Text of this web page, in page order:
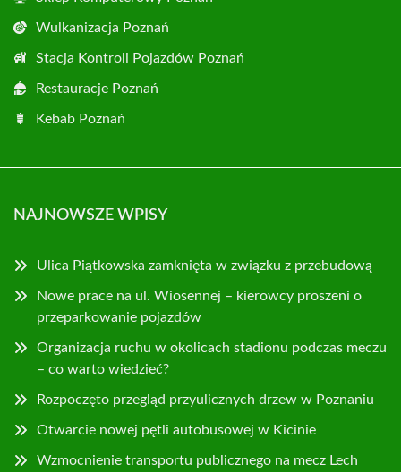
Wulkanizacja Poznań
Stacja Kontroli Pojazdów Poznań
Restauracje Poznań
Kebab Poznań
NAJNOWSZE WPISY
Ulica Piątkowska zamknięta w związku z przebudową
Nowe prace na ul. Wiosennej – kierowcy proszeni o
przeparkowanie pojazdów
Organizacja ruchu w okolicach stadionu podczas meczu
– co warto wiedzieć?
Rozpoczęto przegląd przyulicznych drzew w Poznaniu
Otwarcie nowej pętli autobusowej w Kicinie
Wzmocnienie transportu publicznego na mecz Lech